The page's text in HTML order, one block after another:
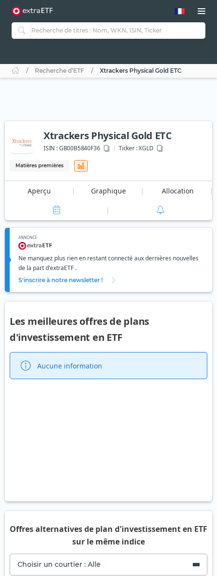
Recherche d’ETF Xtrackers Physical Gold ETC
Xtrackers Physical Gold ETC
ISIN :GB00B5840F36 Ticker :XGLD
Matières premières
Aperçu Graphique Allocation
ANNONCE
Ne manquez plus rien en restant connecté aux dernières nouvelles
de la part d'extraETF .
S'inscrire à notre newsletter !
Les meilleures offres de plans
d'investissement en ETF
Aucune information
Offres alternatives de plan d'investissement en ETF
sur le même indice
Choisir un courtier : Alle